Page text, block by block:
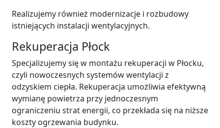
Realizujemy również modernizacje i rozbudowy
istniejących instalacji wentylacyjnych.
Rekuperacja Płock
Specjalizujemy się w montażu rekuperacji w Płocku,
czyli nowoczesnych systemów wentylacji z
odzyskiem ciepła. Rekuperacja umożliwia efektywną
wymianę powietrza przy jednoczesnym
ograniczeniu strat energii, co przekłada się na niższe
koszty ogrzewania budynku.